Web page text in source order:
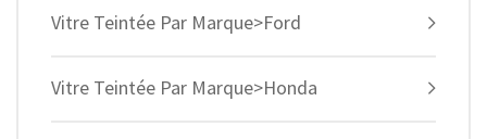
Vitre Teintée Par Marque>Ford
Vitre Teintée Par Marque>Honda